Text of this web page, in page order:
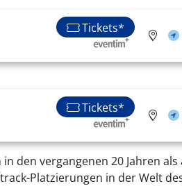
Tickets*
Tickets*
den vergangenen 20 Jahren
Platzierungen in der Welt